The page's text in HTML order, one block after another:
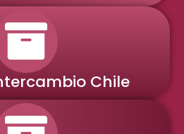
Chile